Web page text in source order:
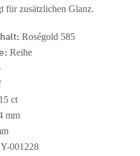
für zusätzlichen Glanz.
Roségold 585
Reihe
ct
mm
001228